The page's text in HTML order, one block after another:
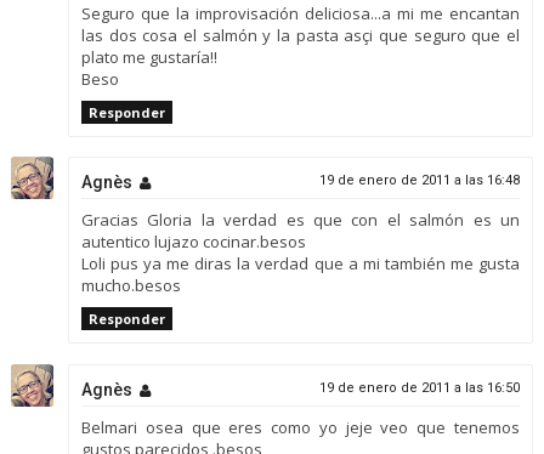
Seguro que la improvisación deliciosa...a mi me encantan
las dos cosa el salmón y la pasta asçi que seguro que el
plato me gustaría!!
Beso
Responder
Agnès 19 de enero de 2011 a las 16:48
Gracias Gloria la verdad es que con el salmón es un
autentico lujazo cocinar.besos
Loli pus ya me diras la verdad que a mi también me gusta
mucho.besos
Responder
Agnès 19 de enero de 2011 a las 16:50
Belmari osea que eres como yo jeje veo que tenemos
gustos parecidos .besos